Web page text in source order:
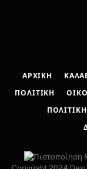
ΑΡΧΙΚΉ
ΠΟΛΙΤΙΚΉ